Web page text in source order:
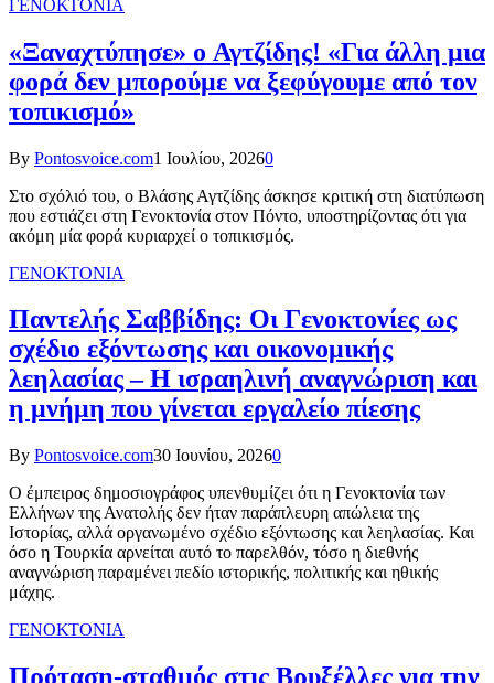
ΓΕΝΟΚΤΟΝΙΑ
«Ξαναχτύπησε» ο Αγτζίδης! «Για άλλη μια
φορά δεν μπορούμε να ξεφύγουμε από τον
τοπικισμό»
By Pontosvoice.com1 Ιουλίου, 20260
Στο σχόλιό του, ο Βλάσης Αγτζίδης άσκησε κριτική στη διατύπωση
που εστιάζει στη Γενοκτονία στον Πόντο, υποστηρίζοντας ότι για
ακόμη μία φορά κυριαρχεί ο τοπικισμός.
ΓΕΝΟΚΤΟΝΙΑ
Παντελής Σαββίδης: Οι Γενοκτονίες ως
σχέδιο εξόντωσης και οικονομικής
λεηλασίας – Η ισραηλινή αναγνώριση και
η μνήμη που γίνεται εργαλείο πίεσης
By Pontosvoice.com30 Ιουνίου, 20260
Ο έμπειρος δημοσιογράφος υπενθυμίζει ότι η Γενοκτονία των
Ελλήνων της Ανατολής δεν ήταν παράπλευρη απώλεια της
Ιστορίας, αλλά οργανωμένο σχέδιο εξόντωσης και λεηλασίας. Και
όσο η Τουρκία αρνείται αυτό το παρελθόν, τόσο η διεθνής
αναγνώριση παραμένει πεδίο ιστορικής, πολιτικής και ηθικής
μάχης.
ΓΕΝΟΚΤΟΝΙΑ
Πρόταση-σταθμός στις Βρυξέλλες για την